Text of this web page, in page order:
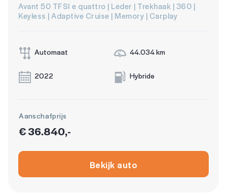
Avant 50 TFSI e quattro | Leder | Trekhaak | 360 |
Keyless | Adaptive Cruise | Memory | Carplay
Automaat 44.034 km
2022 Hybride
Aanschafprijs
€ 36.840,-
Bekijk auto